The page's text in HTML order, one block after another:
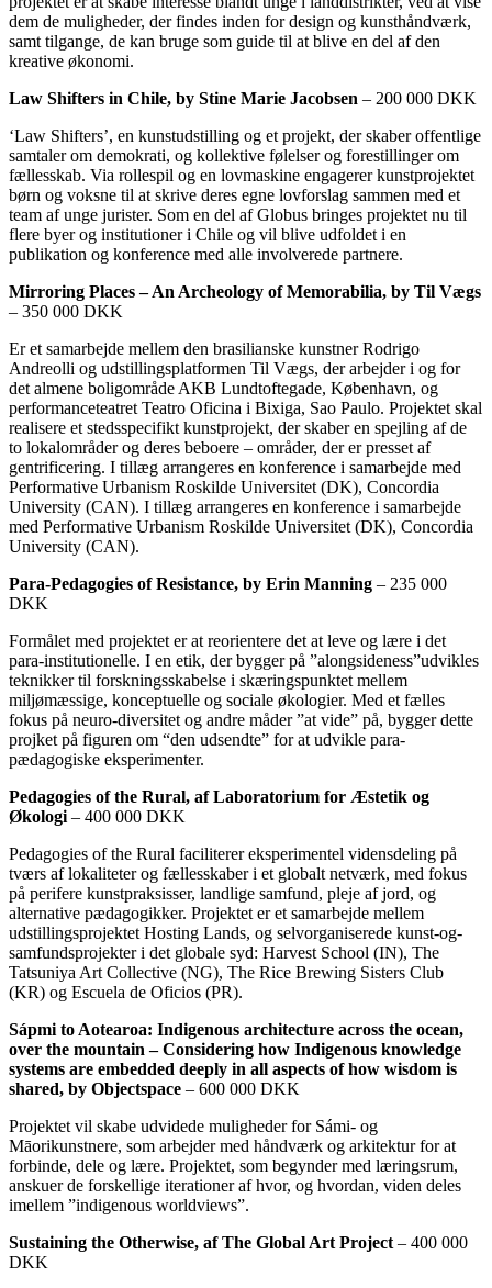
dem de muligheder, der findes inden for design og kunsthåndværk,
samt tilgange, de kan bruge som guide til at blive en del af den
kreative økonomi.
Law Shifters in Chile, by Stine Marie Jacobsen – 200 000 DKK
‘Law Shifters’, en kunstudstilling og et projekt, der skaber offentlige
samtaler om demokrati, og kollektive følelser og forestillinger om
fællesskab. Via rollespil og en lovmaskine engagerer kunstprojektet
børn og voksne til at skrive deres egne lovforslag sammen med et
team af unge jurister. Som en del af Globus bringes projektet nu til
flere byer og institutioner i Chile og vil blive udfoldet i en
publikation og konference med alle involverede partnere.
Mirroring Places – An Archeology of Memorabilia, by Til Vægs
– 350 000 DKK
Er et samarbejde mellem den brasilianske kunstner Rodrigo
Andreolli og udstillingsplatformen Til Vægs, der arbejder i og for
det almene boligområde AKB Lundtoftegade, København, og
performanceteatret Teatro Oficina i Bixiga, Sao Paulo. Projektet skal
realisere et stedsspecifikt kunstprojekt, der skaber en spejling af de
to lokalområder og deres beboere – områder, der er presset af
gentrificering. I tillæg arrangeres en konference i samarbejde med
Performative Urbanism Roskilde Universitet (DK), Concordia
University (CAN). I tillæg arrangeres en konference i samarbejde
med Performative Urbanism Roskilde Universitet (DK), Concordia
University (CAN).
Para-Pedagogies of Resistance, by Erin Manning – 235 000
DKK
Formålet med projektet er at reorientere det at leve og lære i det
para-institutionelle. I en etik, der bygger på ”alongsideness”udvikles
teknikker til forskningsskabelse i skæringspunktet mellem
miljømæssige, konceptuelle og sociale økologier. Med et fælles
fokus på neuro-diversitet og andre måder ”at vide” på, bygger dette
projket på figuren om “den udsendte” for at udvikle para-
pædagogiske eksperimenter.
Pedagogies of the Rural, af Laboratorium for Æstetik og
Økologi – 400 000 DKK
Pedagogies of the Rural faciliterer eksperimentel vidensdeling på
tværs af lokaliteter og fællesskaber i et globalt netværk, med fokus
på perifere kunstpraksisser, landlige samfund, pleje af jord, og
alternative pædagogikker. Projektet er et samarbejde mellem
udstillingsprojektet Hosting Lands, og selvorganiserede kunst-og-
samfundsprojekter i det globale syd: Harvest School (IN), The
Tatsuniya Art Collective (NG), The Rice Brewing Sisters Club
(KR) og Escuela de Oficios (PR).
Sápmi to Aotearoa: Indigenous architecture across the ocean,
over the mountain – Considering how Indigenous knowledge
systems are embedded deeply in all aspects of how wisdom is
shared, by Objectspace – 600 000 DKK
Projektet vil skabe udvidede muligheder for Sámi- og
Māorikunstnere, som arbejder med håndværk og arkitektur for at
forbinde, dele og lære. Projektet, som begynder med læringsrum,
anskuer de forskellige iterationer af hvor, og hvordan, viden deles
imellem ”indigenous worldviews”.
Sustaining the Otherwise, af The Global Art Project – 400 000
DKK